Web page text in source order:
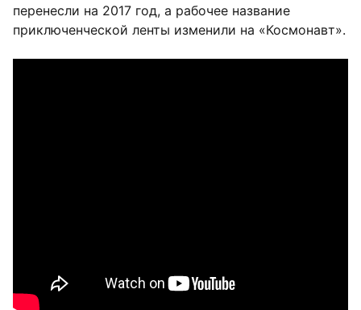
перенесли на 2017 год, а рабочее название
приключенческой ленты изменили на «Космонавт».